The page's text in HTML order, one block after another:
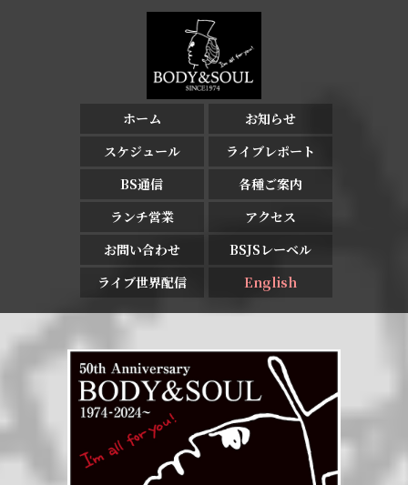
ホーム
お知らせ
スケジュール
ライブレポート
BS通信
各種ご案内
ランチ営業
アクセス
お問い合わせ
BSJSレーベル
ライブ世界配信
English